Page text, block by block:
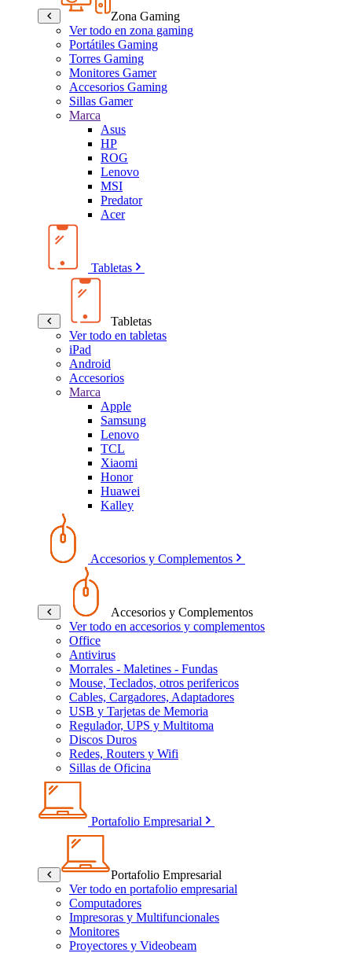
Zona Gaming
Ver todo en zona gaming
Portátiles Gaming
Torres Gaming
Monitores Gamer
Accesorios Gaming
Sillas Gamer
Marca
Asus
HP
ROG
Lenovo
MSI
Predator
Acer
Tabletas
Tabletas
Ver todo en tabletas
iPad
Android
Accesorios
Marca
Apple
Samsung
Lenovo
TCL
Xiaomi
Honor
Huawei
Kalley
Accesorios y Complementos
Accesorios y Complementos
Ver todo en accesorios y complementos
Office
Antivirus
Morrales - Maletines - Fundas
Mouse, Teclados, otros perifericos
Cables, Cargadores, Adaptadores
USB y Tarjetas de Memoria
Regulador, UPS y Multitoma
Discos Duros
Redes, Routers y Wifi
Sillas de Oficina
Portafolio Empresarial
Portafolio Empresarial
Ver todo en portafolio empresarial
Computadores
Impresoras y Multifuncionales
Monitores
Proyectores y Videobeam